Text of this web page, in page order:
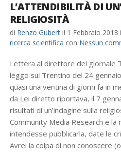
L’ATTENDIBILITÀ DI
RELIGIOSITÀ
di Renzo Gubert il 1 Febbraio 2018
ricerca scientifica con Nessun
Lettera al direttore del giornale
leggo sul Trentino del 24
quasi una ventina di giorni fa in
da Lei diretto riportava, il 7
risultati di un’indagine sulla
Community Media Research e
intendesse pubblicarla, date le
Avrei la colpa di non conoscere